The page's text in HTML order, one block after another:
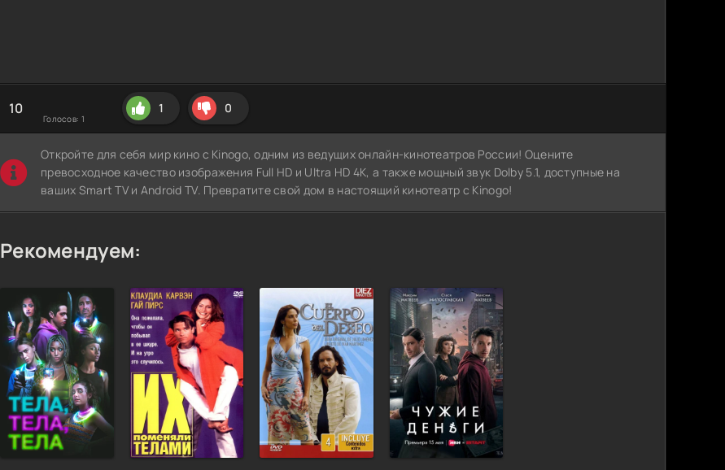
10
Голосов: 1
1 0
Откройте для себя мир кино с Kinogo, одним из ведущих онлайн-кинотеатров России! Оцените
превосходное качество изображения Full HD и Ultra HD 4K, а также мощный звук Dolby 5.1, доступные на
ваших Smart TV и Android TV. Превратите свой дом в настоящий кинотеатр с Kinogo!
Рекомендуем: